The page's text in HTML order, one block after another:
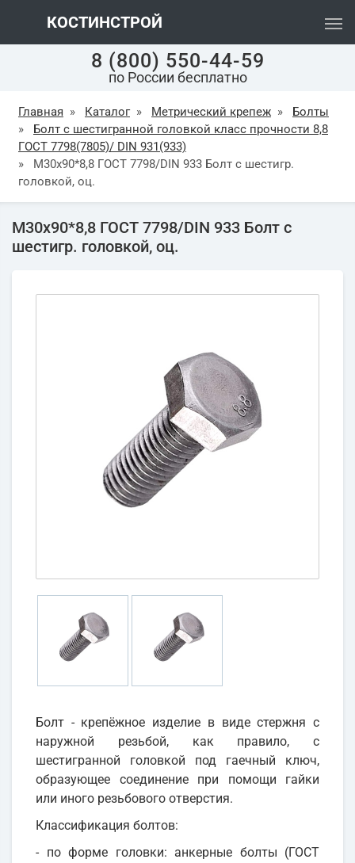
КОСТИНСТРОЙ
8 (800) 550-44-59
по России бесплатно
Главная » Каталог » Метрический крепеж »
Болты
»
Болт с шестигранной головкой класс прочности 8,8
ГОСТ 7798(7805)/ DIN 931(933)
»
М30х90*8,8 ГОСТ 7798/DIN 933 Болт с шестигр.
головкой, оц.
М30х90*8,8 ГОСТ 7798/DIN 933 Болт с
шестигр. головкой, оц.
Болт - крепёжное изделие в виде стержня с
наружной резьбой, как правило, с
шестигранной головкой под гаечный ключ,
образующее соединение при помощи гайки
или иного резьбового отверстия.
Классификация болтов:
- по форме головки: анкерные болты (ГОСТ